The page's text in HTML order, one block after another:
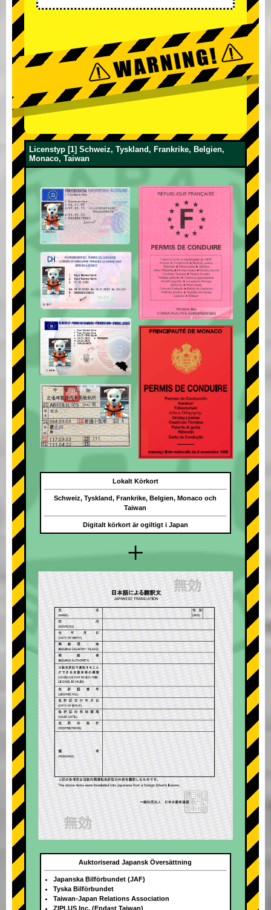
Licenstyp [1] Schweiz, Tyskland, Frankrike, Belgien,
Monaco, Taiwan
+
Lokalt Körkort
Schweiz, Tyskland, Frankrike, Belgien, Monaco och
Taiwan
Digitalt körkort är ogiltigt i Japan
Auktoriserad Japansk Översättning
Japanska Bilförbundet (JAF)
Tyska Bilförbundet
Taiwan-Japan Relations Association
ZIPLUS Inc. (Endast Taiwan)